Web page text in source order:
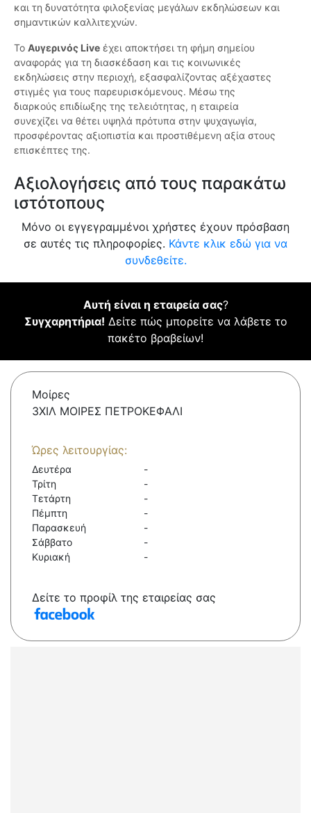
και τη δυνατότητα φιλοξενίας μεγάλων εκδηλώσεων και
σημαντικών καλλιτεχνών.
Το Αυγερινός Live έχει αποκτήσει τη φήμη σημείου
αναφοράς για τη διασκέδαση και τις κοινωνικές
εκδηλώσεις στην περιοχή, εξασφαλίζοντας αξέχαστες
στιγμές για τους παρευρισκόμενους. Μέσω της
διαρκούς επιδίωξης της τελειότητας, η εταιρεία
συνεχίζει να θέτει υψηλά πρότυπα στην ψυχαγωγία,
προσφέροντας αξιοπιστία και προστιθέμενη αξία στους
επισκέπτες της.
Αξιολογήσεις από τους παρακάτω
ιστότοπους
Μόνο οι εγγεγραμμένοι χρήστες έχουν πρόσβαση
σε αυτές τις πληροφορίες. Κάντε κλικ εδώ για να
συνδεθείτε.
Αυτή είναι η εταιρεία σας?
Συγχαρητήρια! Δείτε πώς μπορείτε να λάβετε το
πακέτο βραβείων!
Μοίρες
3ΧΙΛ ΜΟΙΡΕΣ ΠΕΤΡΟΚΕΦΑΛΙ
Ώρες λειτουργίας:
Δευτέρα
-
Τρίτη
-
Τετάρτη
-
Πέμπτη
-
Παρασκευή
-
Σάββατο
-
Κυριακή
-
Δείτε το προφίλ της εταιρείας σας